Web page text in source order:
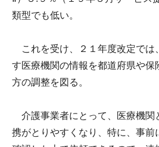
類型でも低い。
これを受け、２１年度改定では
す医療機関の情報を都道府県や保
方の調整を図る。
介護事業者にとって、医療機関
携がとりやすくなり、特に、事前